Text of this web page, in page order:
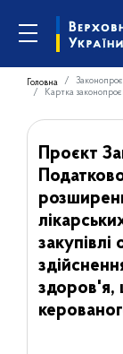
Головна
Картка
Проєкт
здоров'я,